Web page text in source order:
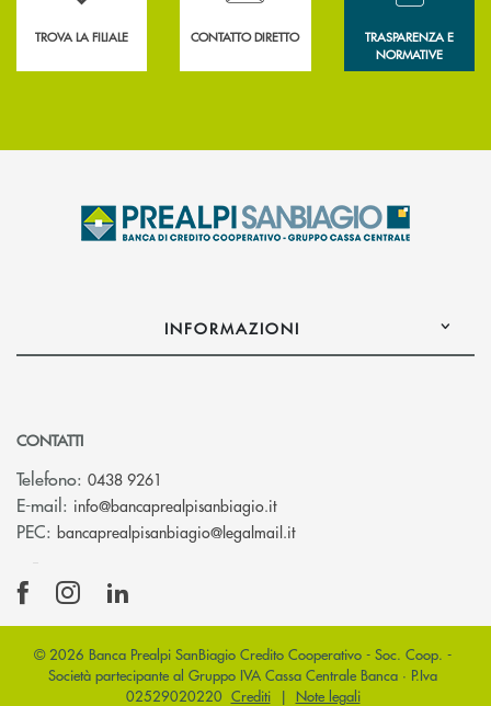
TROVA LA FILIALE CONTATTO DIRETTO
TRASPARENZA E
NORMATIVE
INFORMAZIONI
CONTATTI
Telefono: 0438 9261
E-mail: info@bancaprealpisanbiagio.it(si apre l’app di posta
PEC: bancaprealpisanbiagio@legalmail.it(si apre l’app di posta
© 2026 Banca Prealpi SanBiagio Credito Cooperativo - Soc. Coop. -
Società partecipante al Gruppo IVA Cassa Centrale Banca · P.Iva
02529020220 Crediti| Note legali